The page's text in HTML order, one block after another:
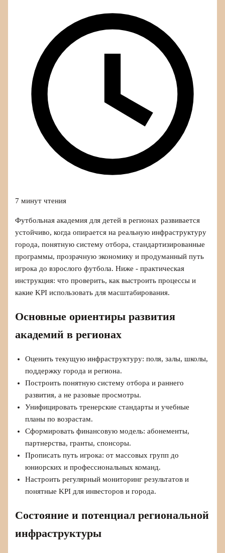
7 минут чтения
Футбольная академия для детей в регионах развивается
устойчиво, когда опирается на реальную инфраструктуру
города, понятную систему отбора, стандартизированные
программы, прозрачную экономику и продуманный путь
игрока до взрослого футбола. Ниже - практическая
инструкция: что проверить, как выстроить процессы и
какие KPI использовать для масштабирования.
Основные ориентиры развития
академий в регионах
Оценить текущую инфраструктуру: поля, залы, школы,
поддержку города и региона.
Построить понятную систему отбора и раннего
развития, а не разовые просмотры.
Унифицировать тренерские стандарты и учебные
планы по возрастам.
Сформировать финансовую модель: абонементы,
партнерства, гранты, спонсоры.
Прописать путь игрока: от массовых групп до
юниорских и профессиональных команд.
Настроить регулярный мониторинг результатов и
понятные KPI для инвесторов и города.
Состояние и потенциал региональной
инфраструктуры